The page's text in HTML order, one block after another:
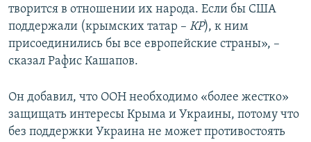
творится в отношении их народа. Если бы США
поддержали (крымских татар – КР), к ним
присоединились бы все европейские страны», –
сказал Рафис Кашапов.
Он добавил, что ООН необходимо «более жестко»
защищать интересы Крыма и Украины, потому что
без поддержки Украина не может противостоять